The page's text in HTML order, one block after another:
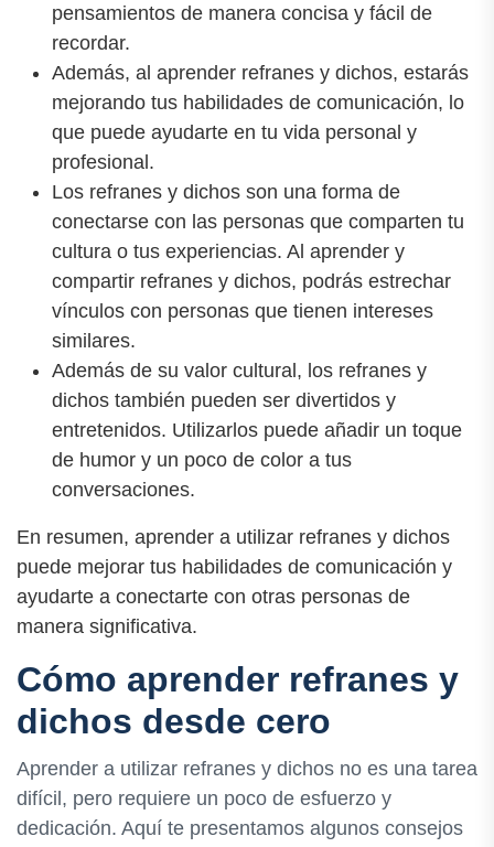
pensamientos de manera concisa y fácil de
recordar.
Además, al aprender refranes y dichos, estarás
mejorando tus habilidades de comunicación, lo
que puede ayudarte en tu vida personal y
profesional.
Los refranes y dichos son una forma de
conectarse con las personas que comparten tu
cultura o tus experiencias. Al aprender y
compartir refranes y dichos, podrás estrechar
vínculos con personas que tienen intereses
similares.
Además de su valor cultural, los refranes y
dichos también pueden ser divertidos y
entretenidos. Utilizarlos puede añadir un toque
de humor y un poco de color a tus
conversaciones.
En resumen, aprender a utilizar refranes y dichos
puede mejorar tus habilidades de comunicación y
ayudarte a conectarte con otras personas de
manera significativa.
Cómo aprender refranes y
dichos desde cero
Aprender a utilizar refranes y dichos no es una tarea
difícil, pero requiere un poco de esfuerzo y
dedicación. Aquí te presentamos algunos consejos